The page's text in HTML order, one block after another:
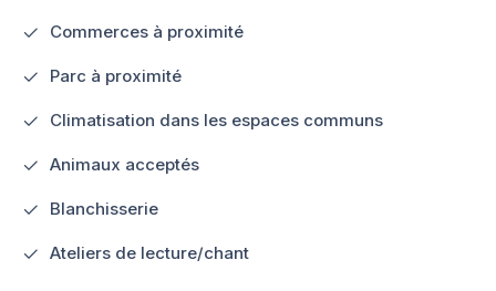
Commerces à proximité
Parc à proximité
Climatisation dans les espaces communs
Animaux acceptés
Blanchisserie
Ateliers de lecture/chant